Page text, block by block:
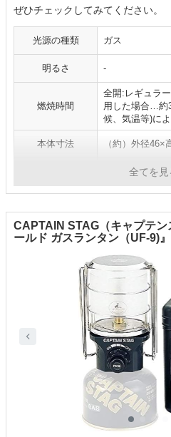
ぜひチェックしてみてください。
光源の種類 ガス
明るさ -
燃焼時間
全開:レギュラ
用した場合…約
候、気温等)に
本体寸法 （約）外径
（約）155g（
全てを見
CAPTAIN STAG（キャプテン
ールド ガスランタン（UF-9)』